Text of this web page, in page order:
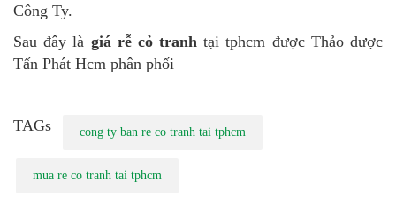
Công Ty.
Sau đây là giá rễ cỏ tranh tại tphcm được Thảo dược
Tấn Phát Hcm phân phối
TAGs cong ty ban re co tranh tai tphcm
mua re co tranh tai tphcm